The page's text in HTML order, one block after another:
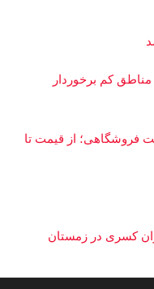
درس در مناطق کم برخوردار
فروشگاهی؛ از قیمت تا
کسری در زمستان